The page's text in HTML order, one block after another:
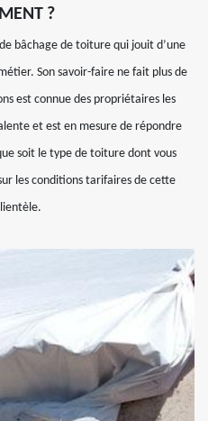
?
bâchage de toiture qui jouit d’une
Son savoir-faire ne fait plus de
est connue des propriétaires les
et est en mesure de répondre
soit le type de toiture dont vous
les conditions tarifaires de cette